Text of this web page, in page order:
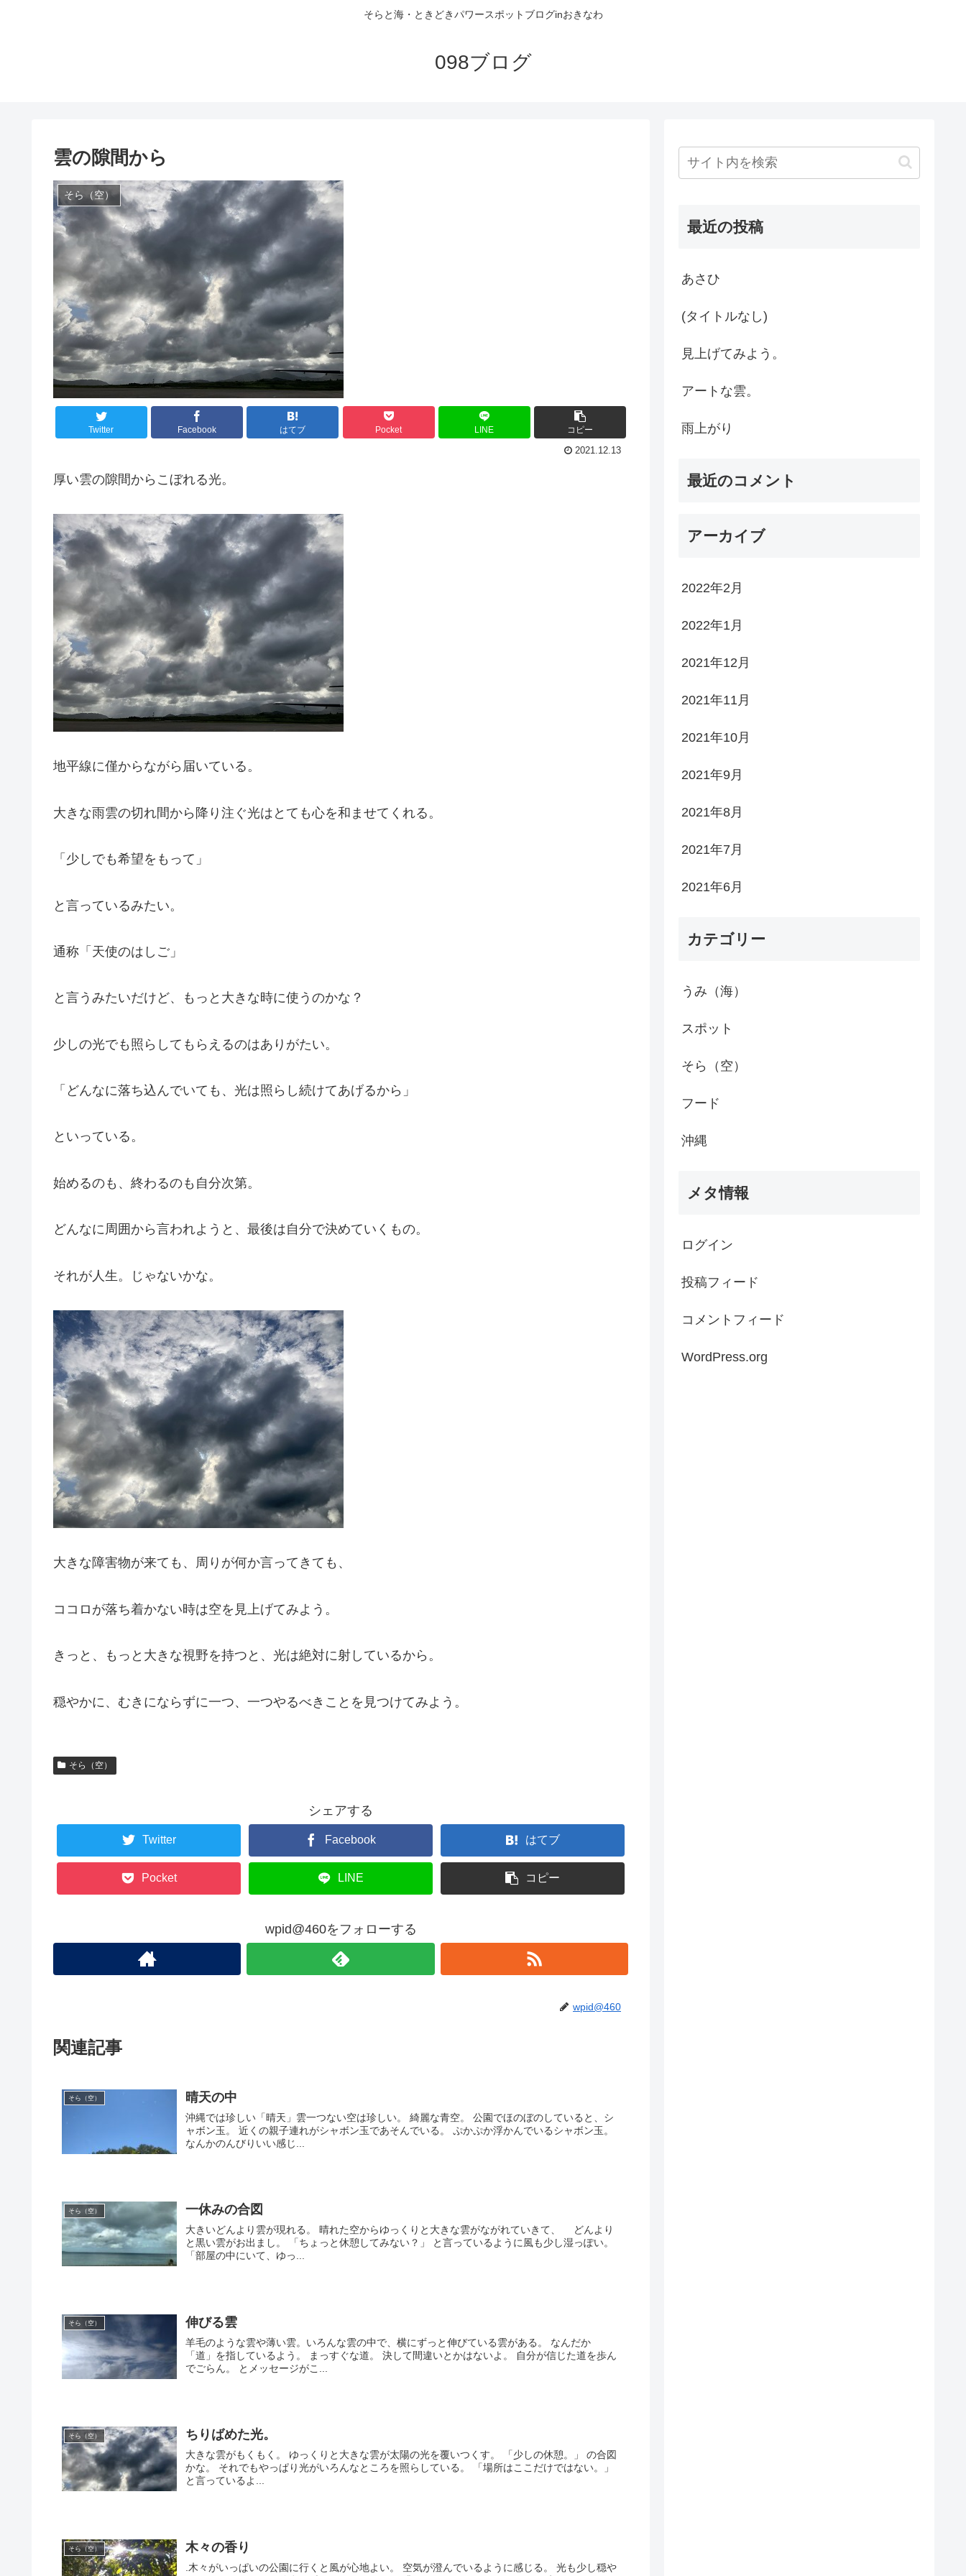
そらと海・ときどきパワースポットブログinおきなわ
098ブログ
雲の隙間から
そら（空）
Twitter Facebook はてブ Pocket LINE コピー
2021.12.13
厚い雲の隙間からこぼれる光。
地平線に僅からながら届いている。
大きな雨雲の切れ間から降り注ぐ光はとても心を和ませてくれる。
「少しでも希望をもって」
と言っているみたい。
通称「天使のはしご」
と言うみたいだけど、もっと大きな時に使うのかな？
少しの光でも照らしてもらえるのはありがたい。
「どんなに落ち込んでいても、光は照らし続けてあげるから」
といっている。
始めるのも、終わるのも自分次第。
どんなに周囲から言われようと、最後は自分で決めていくもの。
それが人生。じゃないかな。
大きな障害物が来ても、周りが何か言ってきても、
ココロが落ち着かない時は空を見上げてみよう。
きっと、もっと大きな視野を持つと、光は絶対に射しているから。
穏やかに、むきにならずに一つ、一つやるべきことを見つけてみよう。
そら（空）
シェアする
Twitter Facebook はてブ
Pocket LINE コピー
wpid@460をフォローする
wpid@460
関連記事
そら（空） 晴天の中
沖縄では珍しい「晴天」雲一つない空は珍しい。 綺麗な青空。 公園でほのぼのしていると、シ
ャボン玉。 近くの親子連れがシャボン玉であそんでいる。 ぷかぷか浮かんでいるシャボン玉。
なんかのんびりいい感じ...
そら（空） 一休みの合図
大きいどんより雲が現れる。 晴れた空からゆっくりと大きな雲がながれていきて、 どんより
と黒い雲がお出まし。 「ちょっと休憩してみない？」 と言っているように風も少し湿っぽい。
「部屋の中にいて、ゆっ...
そら（空） 伸びる雲
羊毛のような雲や薄い雲。いろんな雲の中で、横にずっと伸びている雲がある。 なんだか
「道」を指しているよう。 まっすぐな道。 決して間違いとかはないよ。 自分が信じた道を歩ん
でごらん。 とメッセージがこ...
そら（空） ちりばめた光。
大きな雲がもくもく。 ゆっくりと大きな雲が太陽の光を覆いつくす。 「少しの休憩。」 の合図
かな。 それでもやっぱり光がいろんなところを照らしている。 「場所はここだけではない。」
と言っているよ...
そら（空） 木々の香り
.木々がいっぱいの公園に行くと風が心地よい。 空気が澄んでいるように感じる。 光も少し穏や
最近の投稿
あさひ
(タイトルなし)
見上げてみよう。
アートな雲。
雨上がり
最近のコメント
アーカイブ
2022年2月
2022年1月
2021年12月
2021年11月
2021年10月
2021年9月
2021年8月
2021年7月
2021年6月
カテゴリー
うみ（海）
スポット
そら（空）
フード
沖縄
メタ情報
ログイン
投稿フィード
コメントフィード
WordPress.org